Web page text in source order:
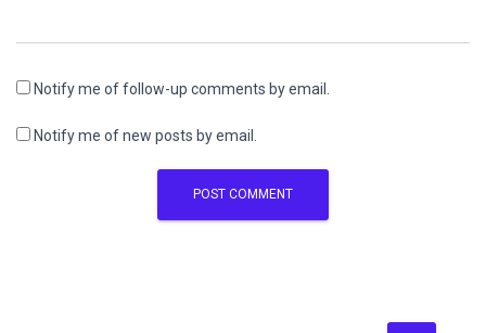
Notify me of follow-up comments by email.
Notify me of new posts by email.